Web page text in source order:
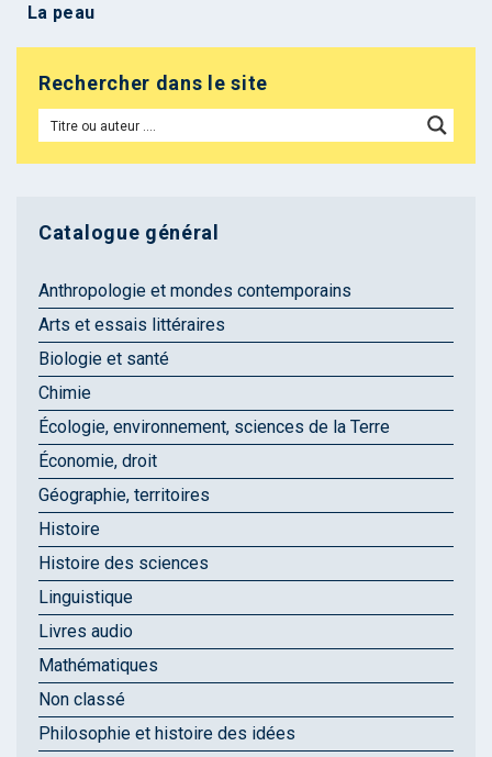
La peau
Rechercher dans le site
Catalogue général
Anthropologie et mondes contemporains
Arts et essais littéraires
Biologie et santé
Chimie
Écologie, environnement, sciences de la Terre
Économie, droit
Géographie, territoires
Histoire
Histoire des sciences
Linguistique
Livres audio
Mathématiques
Non classé
Philosophie et histoire des idées